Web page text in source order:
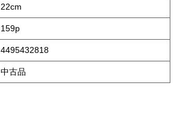
22cm
159p
4495432818
中古品